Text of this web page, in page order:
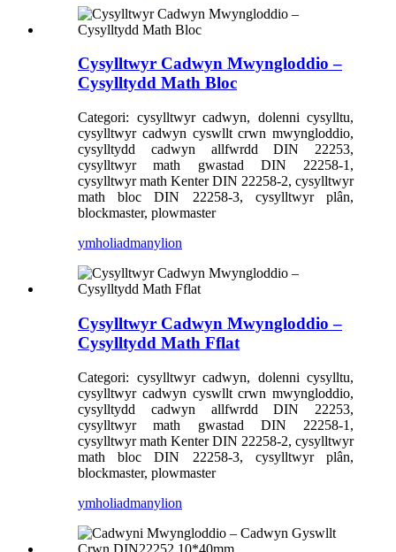
Cysylltwyr Cadwyn Mwyngloddio –
Cysylltydd Math Bloc
Categori: cysylltwyr cadwyn, dolenni cysylltu,
cysylltwyr cadwyn cyswllt crwn mwyngloddio,
cysylltydd cadwyn allfwrdd DIN 22253,
cysylltwyr math gwastad DIN 22258-1,
cysylltwyr math Kenter DIN 22258-2, cysylltwyr
math bloc DIN 22258-3, cysylltwyr plân,
blockmaster, plowmaster
ymholiadmanylion
Cysylltwyr Cadwyn Mwyngloddio –
Cysylltydd Math Fflat
Categori: cysylltwyr cadwyn, dolenni cysylltu,
cysylltwyr cadwyn cyswllt crwn mwyngloddio,
cysylltydd cadwyn allfwrdd DIN 22253,
cysylltwyr math gwastad DIN 22258-1,
cysylltwyr math Kenter DIN 22258-2, cysylltwyr
math bloc DIN 22258-3, cysylltwyr plân,
blockmaster, plowmaster
ymholiadmanylion